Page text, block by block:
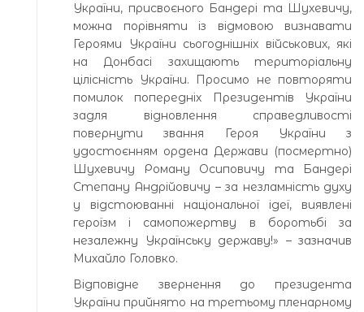
України, присвоєного Бандері та Шухевичу,
можна порівняти із відмовою визнавати
Героями України сьогоднішніх військових, які
на Донбасі захищають територіальну
цілісність України. Просимо не повторяти
помилок попередніх Президентів України
задля відновлення справедливості
повернути звання Героя України з
удостоєнням ордена Держави (посмертно)
Шухевичу Роману Осиповичу та Бандері
Степану Андрійовичу – за незламність духу
у відстоюванні національної ідеї, виявлені
героїзм і самопожертву в боротьбі за
незалежну Українську державу!» – зазначив
Михайло Головко.
Відповідне звернення до президента
України прийнято на третьому пленарному